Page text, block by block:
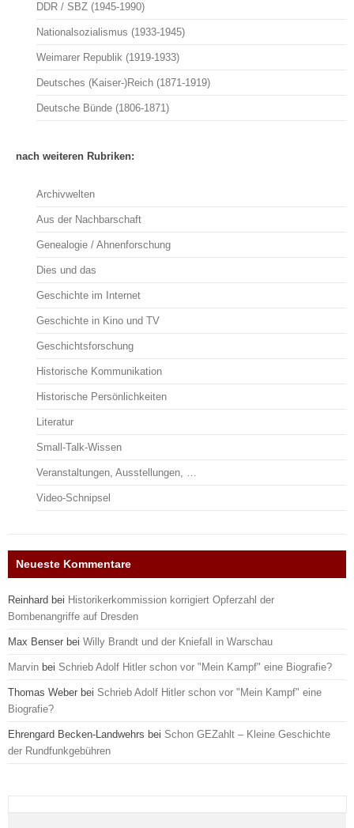
DDR / SBZ (1945-1990)
Nationalsozialismus (1933-1945)
Weimarer Republik (1919-1933)
Deutsches (Kaiser-)Reich (1871-1919)
Deutsche Bünde (1806-1871)
nach weiteren Rubriken:
Archivwelten
Aus der Nachbarschaft
Genealogie / Ahnenforschung
Dies und das
Geschichte im Internet
Geschichte in Kino und TV
Geschichtsforschung
Historische Kommunikation
Historische Persönlichkeiten
Literatur
Small-Talk-Wissen
Veranstaltungen, Ausstellungen, …
Video-Schnipsel
Neueste Kommentare
Reinhard bei Historikerkommission korrigiert Opferzahl der
Bombenangriffe auf Dresden
Max Benser bei Willy Brandt und der Kniefall in Warschau
Marvin bei Schrieb Adolf Hitler schon vor "Mein Kampf" eine Biografie?
Thomas Weber bei Schrieb Adolf Hitler schon vor "Mein Kampf" eine
Biografie?
Ehrengard Becken-Landwehrs bei Schon GEZahlt – Kleine Geschichte
der Rundfunkgebühren